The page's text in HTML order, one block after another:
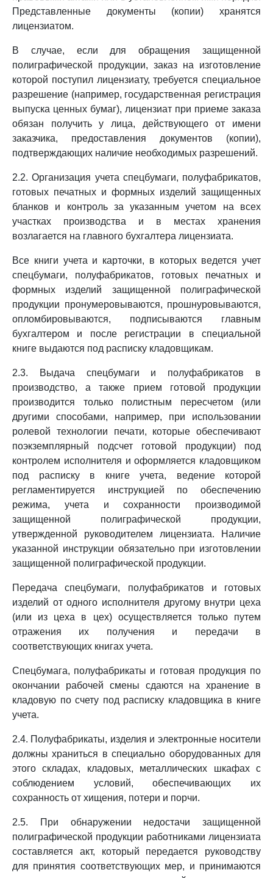
Представленные документы (копии) хранятся
лицензиатом.
В случае, если для обращения защищенной
полиграфической продукции, заказ на изготовление
которой поступил лицензиату, требуется специальное
разрешение (например, государственная регистрация
выпуска ценных бумаг), лицензиат при приеме заказа
обязан получить у лица, действующего от имени
заказчика, предоставления документов (копии),
подтверждающих наличие необходимых разрешений.
2.2. Организация учета спецбумаги, полуфабрикатов,
готовых печатных и формных изделий защищенных
бланков и контроль за указанным учетом на всех
участках производства и в местах хранения
возлагается на главного бухгалтера лицензиата.
Все книги учета и карточки, в которых ведется учет
спецбумаги, полуфабрикатов, готовых печатных и
формных изделий защищенной полиграфической
продукции пронумеровываются, прошнуровываются,
опломбировываются, подписываются главным
бухгалтером и после регистрации в специальной
книге выдаются под расписку кладовщикам.
2.3. Выдача спецбумаги и полуфабрикатов в
производство, а также прием готовой продукции
производится только полистным пересчетом (или
другими способами, например, при использовании
ролевой технологии печати, которые обеспечивают
поэкземплярный подсчет готовой продукции) под
контролем исполнителя и оформляется кладовщиком
под расписку в книге учета, ведение которой
регламентируется инструкцией по обеспечению
режима, учета и сохранности производимой
защищенной полиграфической продукции,
утвержденной руководителем лицензиата. Наличие
указанной инструкции обязательно при изготовлении
защищенной полиграфической продукции.
Передача спецбумаги, полуфабрикатов и готовых
изделий от одного исполнителя другому внутри цеха
(или из цеха в цех) осуществляется только путем
отражения их получения и передачи в
соответствующих книгах учета.
Спецбумага, полуфабрикаты и готовая продукция по
окончании рабочей смены сдаются на хранение в
кладовую по счету под расписку кладовщика в книге
учета.
2.4. Полуфабрикаты, изделия и электронные носители
должны храниться в специально оборудованных для
этого складах, кладовых, металлических шкафах с
соблюдением условий, обеспечивающих их
сохранность от хищения, потери и порчи.
2.5. При обнаружении недостачи защищенной
полиграфической продукции работниками лицензиата
составляется акт, который передается руководству
для принятия соответствующих мер, и принимаются